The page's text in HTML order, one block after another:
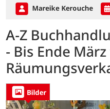
Mareike Kerouche
A-Z
- Bis Ende
Bilder